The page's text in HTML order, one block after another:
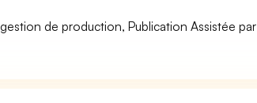
de production, Publication Assistée par